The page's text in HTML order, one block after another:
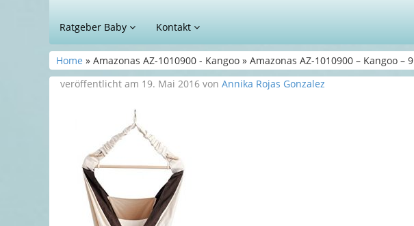
Ratgeber Baby Kontakt
Home » Amazonas AZ-1010900 - Kangoo » Amazonas AZ-1010900 – Kangoo – 9
veröffentlicht am 19. Mai 2016 von Annika Rojas Gonzalez